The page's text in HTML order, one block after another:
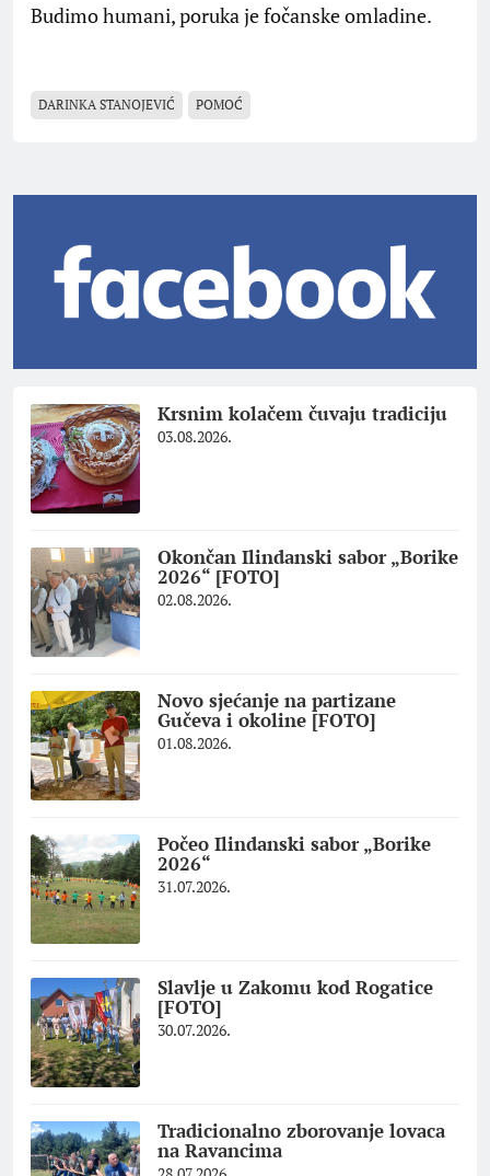
Budimo humani, poruka je fočanske omladine.
DARINKA STANOJEVIĆ POMOĆ
Krsnim kolačem čuvaju tradiciju
03.08.2026.
Okončan Ilindanski sabor „Borike
2026“ [FOTO]
02.08.2026.
Novo sjećanje na partizane
Gučeva i okoline [FOTO]
01.08.2026.
Počeo Ilindanski sabor „Borike
2026“
31.07.2026.
Slavlje u Zakomu kod Rogatice
[FOTO]
30.07.2026.
Tradicionalno zborovanje lovaca
na Ravancima